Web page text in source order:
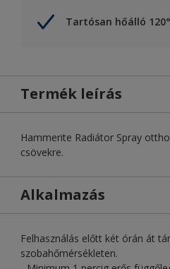
Tartósan hőálló
Termék leírás
Hammerite Radiátor Spray
csövekre.
Alkalmazás
Felhasználás előtt két órán át
szobahőmérsékleten.